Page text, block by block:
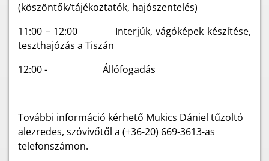
(köszöntők/tájékoztatók, hajószentelés)
11:00 – 12:00 Interjúk, vágóképek készítése,
teszthajózás a Tiszán
12:00 - Állófogadás
További információ kérhető Mukics Dániel tűzoltó
alezredes, szóvivőtől a (+36-20) 669-3613-as
telefonszámon.